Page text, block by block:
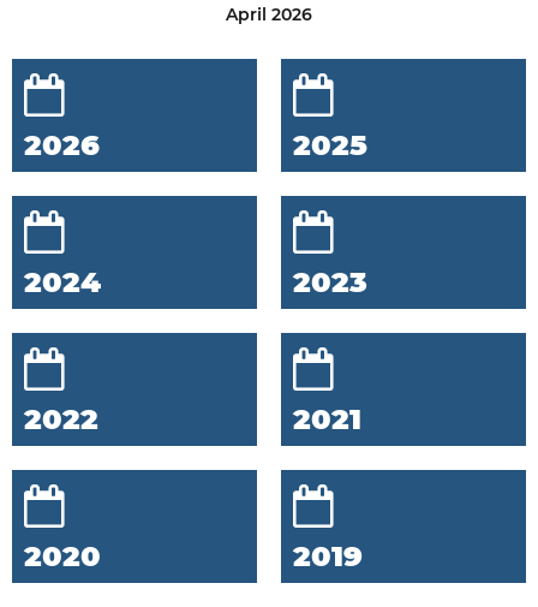
April 2026
2026 2025
2024 2023
2022 2021
2020 2019